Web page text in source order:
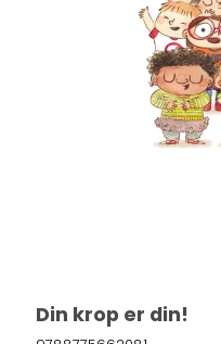
Din krop er din!